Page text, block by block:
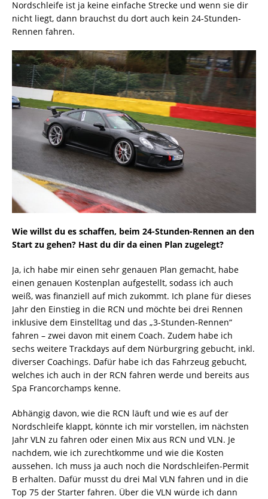
Nordschleife ist ja keine einfache Strecke und wenn sie dir
nicht liegt, dann brauchst du dort auch kein 24-Stunden-
Rennen fahren.
Wie willst du es schaffen, beim 24-Stunden-Rennen an den
Start zu gehen? Hast du dir da einen Plan zugelegt?
Ja, ich habe mir einen sehr genauen Plan gemacht, habe
einen genauen Kostenplan aufgestellt, sodass ich auch
weiß, was finanziell auf mich zukommt. Ich plane für dieses
Jahr den Einstieg in die RCN und möchte bei drei Rennen
inklusive dem Einstelltag und das „3-Stunden-Rennen“
fahren – zwei davon mit einem Coach. Zudem habe ich
sechs weitere Trackdays auf dem Nürburgring gebucht, inkl.
diverser Coachings. Dafür habe ich das Fahrzeug gebucht,
welches ich auch in der RCN fahren werde und bereits aus
Spa Francorchamps kenne.
Abhängig davon, wie die RCN läuft und wie es auf der
Nordschleife klappt, könnte ich mir vorstellen, im nächsten
Jahr VLN zu fahren oder einen Mix aus RCN und VLN. Je
nachdem, wie ich zurechtkomme und wie die Kosten
aussehen. Ich muss ja auch noch die Nordschleifen-Permit
B erhalten. Dafür musst du drei Mal VLN fahren und in die
Top 75 der Starter fahren. Über die VLN würde ich dann